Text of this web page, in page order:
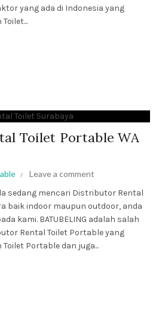
yang ada di Indonesia yang
Toilet Portable WA
Leave a comment
sedang mencari Distributor Rental
baik indoor maupun outdoor, anda
kami. BATUBELING adalah salah
Rental Toilet Portable yang
Portable dan juga...